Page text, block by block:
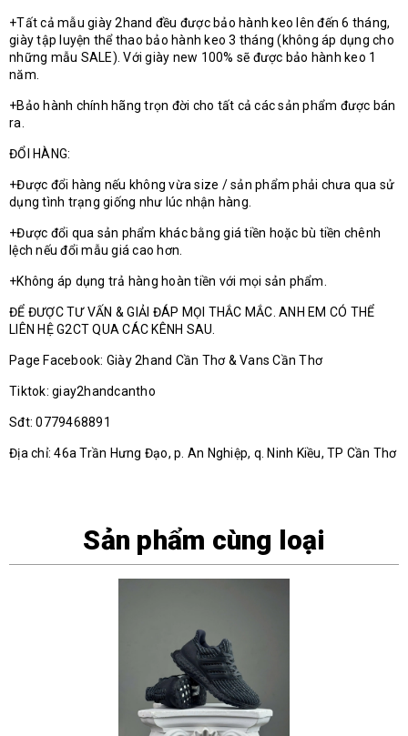
+Tất cả mẫu giày 2hand đều được bảo hành keo lên đến 6 tháng,
giày tập luyện thể thao bảo hành keo 3 tháng (không áp dụng cho
những mẫu SALE). Với giày new 100% sẽ được bảo hành keo 1
năm.
+Bảo hành chính hãng trọn đời cho tất cả các sản phẩm được bán
ra.
ĐỔI HÀNG:
+Được đổi hàng nếu không vừa size / sản phẩm phải chưa qua sử
dụng tình trạng giống như lúc nhận hàng.
+Được đổi qua sản phẩm khác bằng giá tiền hoặc bù tiền chênh
lệch nếu đổi mẫu giá cao hơn.
+Không áp dụng trả hàng hoàn tiền với mọi sản phẩm.
ĐỂ ĐƯỢC TƯ VẤN & GIẢI ĐÁP MỌI THẮC MẮC. ANH EM CÓ THỂ
LIÊN HỆ G2CT QUA CÁC KÊNH SAU.
Page Facebook: Giày 2hand Cần Thơ & Vans Cần Thơ
Tiktok: giay2handcantho
Sđt: 0779468891
Địa chỉ: 46a Trần Hưng Đạo, p. An Nghiệp, q. Ninh Kiều, TP Cần Thơ
Sản phẩm cùng loại